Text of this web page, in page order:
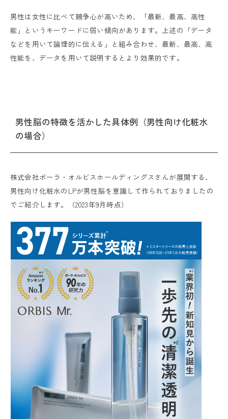
男性は女性に比べて競争心が高いため、「最新、最高、高性
能」というキーワードに弱い傾向があります。上述の「データ
などを用いて論理的に伝える」と組み合わせ、最新、最高、高
性能を、データを用いて説明するとより効果的です。
男性脳の特徴を活かした具体例（男性向け化粧水
の場合）
株式会社ポーラ・オルビスホールディングスさんが展開する、
男性向け化粧水のLPが男性脳を意識して作られておりましたの
でご紹介します。（2023年9月時点）